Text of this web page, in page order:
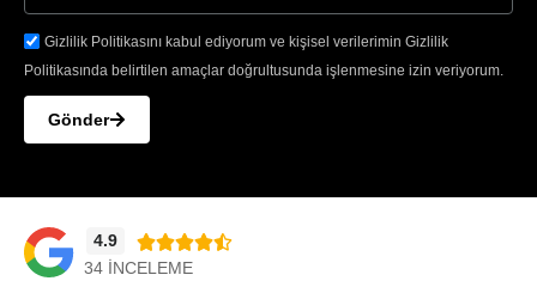
Gizlilik Politikasını kabul ediyorum ve kişisel verilerimin Gizlilik
Politikasında belirtilen amaçlar doğrultusunda işlenmesine izin veriyorum.
Gönder
4.9 
34 INCELEME